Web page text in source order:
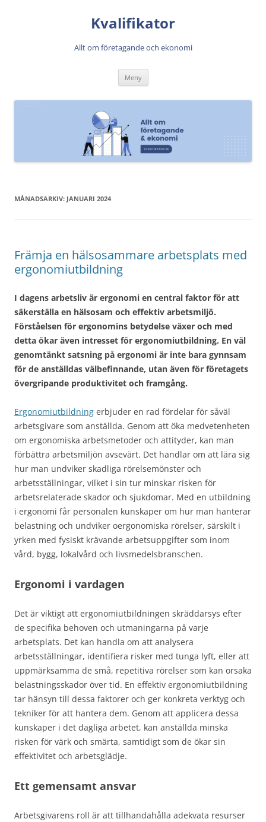
Kvalifikator
Allt om företagande och ekonomi
Meny Hoppa
innehåll
MÅNADSARKIV: JANUARI 2024
Främja en hälsosammare arbetsplats med
ergonomiutbildning
I dagens arbetsliv är ergonomi en central faktor för att
säkerställa en hälsosam och effektiv arbetsmiljö.
Förståelsen för ergonomins betydelse växer och med
detta ökar även intresset för ergonomiutbildning. En väl
genomtänkt satsning på ergonomi är inte bara gynnsam
för de anställdas välbefinnande, utan även för företagets
övergripande produktivitet och framgång.
Ergonomiutbildning erbjuder en rad fördelar för såväl
arbetsgivare som anställda. Genom att öka medvetenheten
om ergonomiska arbetsmetoder och attityder, kan man
förbättra arbetsmiljön avsevärt. Det handlar om att lära sig
hur man undviker skadliga rörelsemönster och
arbetsställningar, vilket i sin tur minskar risken för
arbetsrelaterade skador och sjukdomar. Med en utbildning
i ergonomi får personalen kunskaper om hur man hanterar
belastning och undviker oergonomiska rörelser, särskilt i
yrken med fysiskt krävande arbetsuppgifter som inom
vård, bygg, lokalvård och livsmedelsbranschen.
Ergonomi i vardagen
Det är viktigt att ergonomiutbildningen skräddarsys efter
de specifika behoven och utmaningarna på varje
arbetsplats. Det kan handla om att analysera
arbetsställningar, identifiera risker med tunga lyft, eller att
uppmärksamma de små, repetitiva rörelser som kan orsaka
belastningsskador över tid. En effektiv ergonomiutbildning
tar hänsyn till dessa faktorer och ger konkreta verktyg och
tekniker för att hantera dem. Genom att applicera dessa
kunskaper i det dagliga arbetet, kan anställda minska
risken för värk och smärta, samtidigt som de ökar sin
effektivitet och arbetsglädje.
Ett gemensamt ansvar
Arbetsgivarens roll är att tillhandahålla adekvata resurser